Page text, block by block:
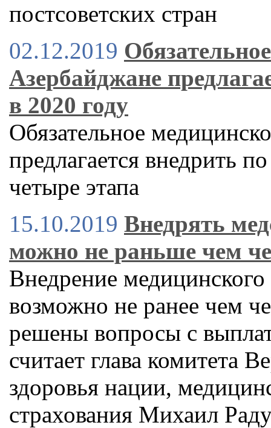
постсоветских стран
02.12.2019
Азербайджане
в 2020 году
Обязательное
предлагается внедрить
четыре этапа
15.10.2019 Внедрять
можно не раньше чем
Внедрение
возможно не ранее чем
решены вопросы с
считает глава комитета
здоровья нации,
страхования Михаил